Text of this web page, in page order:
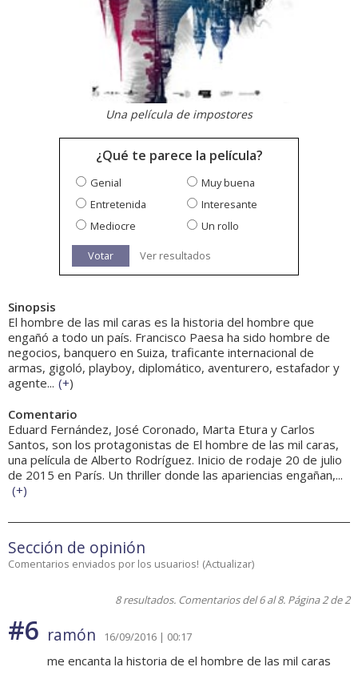
Una película de impostores
¿Qué te parece la película?
Genial
Muy buena
Entretenida
Interesante
Mediocre
Un rollo
Votar Ver resultados
Sinopsis
El hombre de las mil caras es la historia del hombre que
engañó a todo un país. Francisco Paesa ha sido hombre de
negocios, banquero en Suiza, traficante internacional de
armas, gigoló, playboy, diplomático, aventurero, estafador y
agente... (+)
Comentario
Eduard Fernández, José Coronado, Marta Etura y Carlos
Santos, son los protagonistas de El hombre de las mil caras,
una película de Alberto Rodríguez. Inicio de rodaje 20 de julio
de 2015 en París. Un thriller donde las apariencias engañan,...
(+)
Sección de opinión
Comentarios enviados por los usuarios! (Actualizar)
8 resultados. Comentarios del 6 al 8. Página 2 de 2
#6 ramón 16/09/2016 | 00:17
me encanta la historia de el hombre de las mil caras